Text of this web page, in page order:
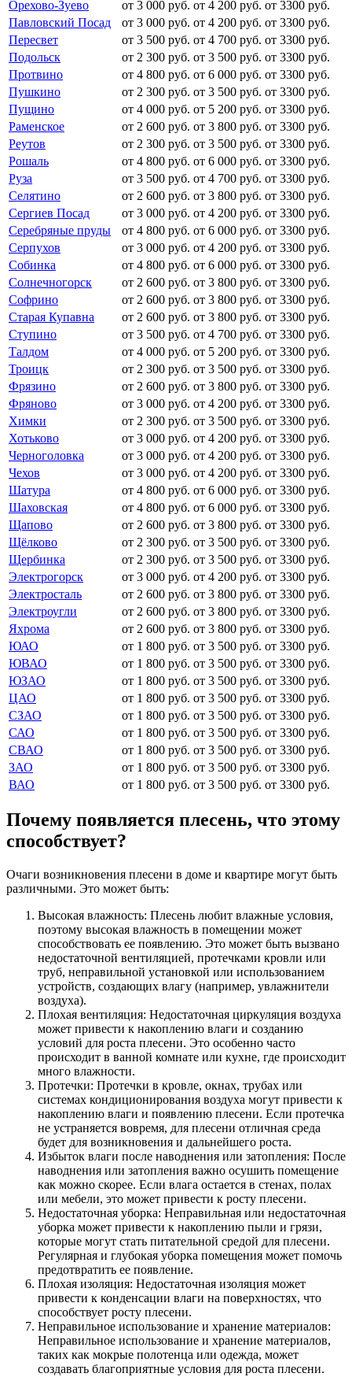
Орехово-Зуево от 3 000 руб. от 4 200 руб. от 3300 руб.
Павловский Посад
от 3 000 руб. от 4 200 руб. от 3300 руб.
Пересвет
от 3 500 руб. от 4 700 руб. от 3300 руб.
Подольск
от 2 300 руб. от 3 500 руб. от 3300 руб.
Протвино
от 4 800 руб. от 6 000 руб. от 3300 руб.
Пушкино
от 2 300 руб. от 3 500 руб. от 3300 руб.
Пущино
от 4 000 руб. от 5 200 руб. от 3300 руб.
Раменское
от 2 600 руб. от 3 800 руб. от 3300 руб.
Реутов
от 2 300 руб. от 3 500 руб. от 3300 руб.
Рошаль
от 4 800 руб. от 6 000 руб. от 3300 руб.
Руза
от 3 500 руб. от 4 700 руб. от 3300 руб.
Селятино
от 2 600 руб. от 3 800 руб. от 3300 руб.
Сергиев Посад
от 3 000 руб. от 4 200 руб. от 3300 руб.
Серебряные пруды
от 4 800 руб. от 6 000 руб. от 3300 руб.
Серпухов
от 3 000 руб. от 4 200 руб. от 3300 руб.
Собинка
от 4 800 руб. от 6 000 руб. от 3300 руб.
Солнечногорск
от 2 600 руб. от 3 800 руб. от 3300 руб.
Софрино
от 2 600 руб. от 3 800 руб. от 3300 руб.
Старая Купавна
от 2 600 руб. от 3 800 руб. от 3300 руб.
Ступино
от 3 500 руб. от 4 700 руб. от 3300 руб.
Талдом
от 4 000 руб. от 5 200 руб. от 3300 руб.
Троицк
от 2 300 руб. от 3 500 руб. от 3300 руб.
Фрязино
от 2 600 руб. от 3 800 руб. от 3300 руб.
Фряново
от 3 000 руб. от 4 200 руб. от 3300 руб.
Химки
от 2 300 руб. от 3 500 руб. от 3300 руб.
Хотьково
от 3 000 руб. от 4 200 руб. от 3300 руб.
Черноголовка
от 3 000 руб. от 4 200 руб. от 3300 руб.
Чехов
от 3 000 руб. от 4 200 руб. от 3300 руб.
Шатура
от 4 800 руб. от 6 000 руб. от 3300 руб.
Шаховская
от 4 800 руб. от 6 000 руб. от 3300 руб.
Щапово
от 2 600 руб. от 3 800 руб. от 3300 руб.
Щёлково
от 2 300 руб. от 3 500 руб. от 3300 руб.
Щербинка
от 2 300 руб. от 3 500 руб. от 3300 руб.
Электрогорск
от 3 000 руб. от 4 200 руб. от 3300 руб.
Электросталь
от 2 600 руб. от 3 800 руб. от 3300 руб.
Электроугли
от 2 600 руб. от 3 800 руб. от 3300 руб.
Яхрома
от 2 600 руб. от 3 800 руб. от 3300 руб.
ЮАО
от 1 800 руб. от 3 500 руб. от 3300 руб.
ЮВАО
от 1 800 руб. от 3 500 руб. от 3300 руб.
ЮЗАО
от 1 800 руб. от 3 500 руб. от 3300 руб.
ЦАО
от 1 800 руб. от 3 500 руб. от 3300 руб.
СЗАО
от 1 800 руб. от 3 500 руб. от 3300 руб.
САО
от 1 800 руб. от 3 500 руб. от 3300 руб.
СВАО
от 1 800 руб. от 3 500 руб. от 3300 руб.
ЗАО
от 1 800 руб. от 3 500 руб. от 3300 руб.
ВАО
от 1 800 руб. от 3 500 руб. от 3300 руб.
Почему появляется плесень, что этому
способствует?
Очаги возникновения плесени в доме и квартире могут быть
различными. Это может быть:
Высокая влажность: Плесень любит влажные условия,
поэтому высокая влажность в помещении может
способствовать ее появлению. Это может быть вызвано
недостаточной вентиляцией, протечками кровли или
труб, неправильной установкой или использованием
устройств, создающих влагу (например, увлажнители
воздуха).
Плохая вентиляция: Недостаточная циркуляция воздуха
может привести к накоплению влаги и созданию
условий для роста плесени. Это особенно часто
происходит в ванной комнате или кухне, где происходит
много влажности.
Протечки: Протечки в кровле, окнах, трубах или
системах кондиционирования воздуха могут привести к
накоплению влаги и появлению плесени. Если протечка
не устраняется вовремя, для плесени отличная среда
будет для возникновения и дальнейшего роста.
Избыток влаги после наводнения или затопления: После
наводнения или затопления важно осушить помещение
как можно скорее. Если влага остается в стенах, полах
или мебели, это может привести к росту плесени.
Недостаточная уборка: Неправильная или недостаточная
уборка может привести к накоплению пыли и грязи,
которые могут стать питательной средой для плесени.
Регулярная и глубокая уборка помещения может помочь
предотвратить ее появление.
Плохая изоляция: Недостаточная изоляция может
привести к конденсации влаги на поверхностях, что
способствует росту плесени.
Неправильное использование и хранение материалов:
Неправильное использование и хранение материалов,
таких как мокрые полотенца или одежда, может
создавать благоприятные условия для роста плесени.